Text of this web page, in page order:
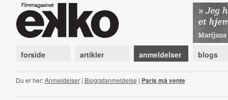
forside artikler anmeldelser blogs
Du er her:Anmeldelser| Biografanmeldelse | Paris må vente